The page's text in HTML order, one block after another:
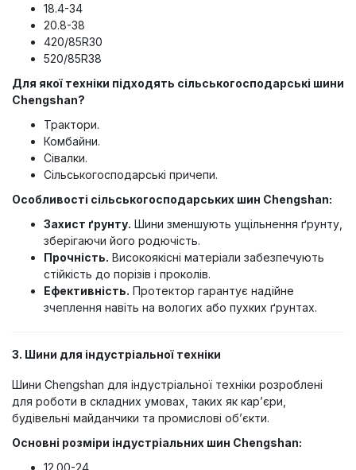
18.4-34
20.8-38
420/85R30
520/85R38
Для якої техніки підходять сільськогосподарські шини
Chengshan?
Трактори.
Комбайни.
Сівалки.
Сільськогосподарські причепи.
Особливості сільськогосподарських шин Chengshan:
Захист ґрунту. Шини зменшують ущільнення ґрунту,
зберігаючи його родючість.
Прочність. Високоякісні матеріали забезпечують
стійкість до порізів і проколів.
Ефективність. Протектор гарантує надійне
зчеплення навіть на вологих або пухких ґрунтах.
3. Шини для індустріальної техніки
Шини Chengshan для індустріальної техніки розроблені
для роботи в складних умовах, таких як кар’єри,
будівельні майданчики та промислові об’єкти.
Основні розміри індустріальних шин Chengshan:
12.00-24